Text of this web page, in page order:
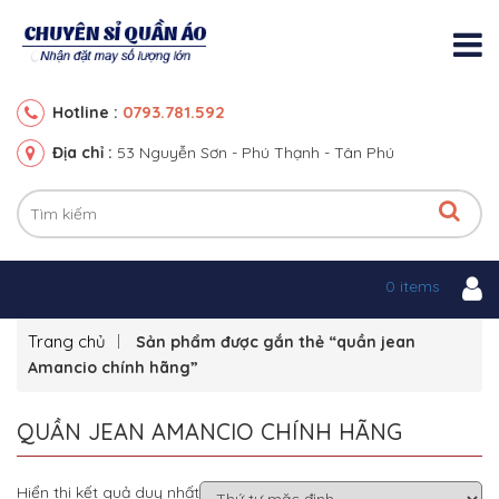
Hotline : 0793.781.592
Địa chỉ : 53 Nguyễn Sơn - Phú Thạnh - Tân Phú
0 items
Trang chủ
Sản phẩm được gắn thẻ “quần jean
Amancio chính hãng”
QUẦN JEAN AMANCIO CHÍNH HÃNG
Hiển thị kết quả duy nhất